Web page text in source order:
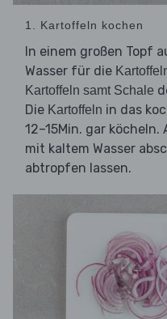
1. Kartoffeln kochen
In einem großen Topf
Wasser für die
Kartoffeln samt Schale
Die Kartoffeln in das
12–15Min. gar
mit kaltem Wasser
abtropfen lassen.